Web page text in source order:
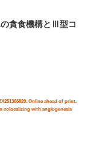
貪食機構とⅢ型コ
Online ahead of print.
colocalizing with angiogenesis